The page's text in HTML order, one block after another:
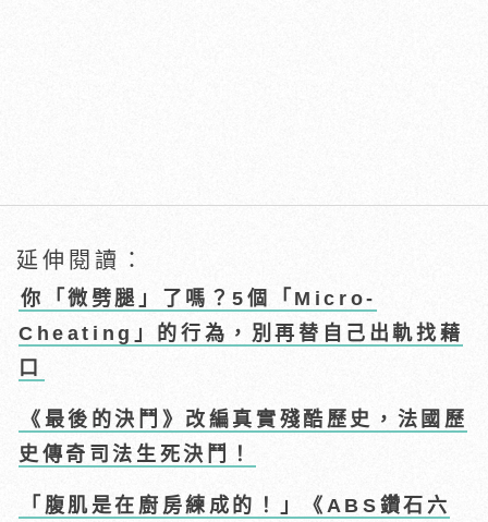
延伸閱讀：
你「微劈腿」了嗎？5個「Micro-
Cheating」的行為，別再替自己出軌找藉
口
《最後的決鬥》改編真實殘酷歷史，法國歷
史傳奇司法生死決鬥！
「腹肌是在廚房練成的！」《ABS鑽石六